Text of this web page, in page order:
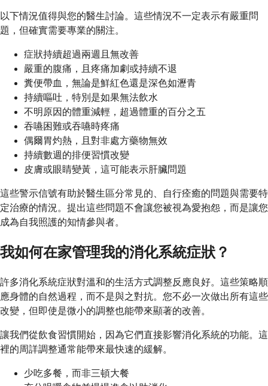
以下情況值得與您的醫生討論。這些情況不一定表示有嚴重問
題，但確實需要專業的關注。
症狀持續超過兩週且無改善
嚴重的腹痛，且疼痛加劇或持續不退
糞便帶血，無論是鮮紅色還是深色如瀝青
持續嘔吐，特別是如果無法飲水
不明原因的體重減輕，超過體重的百分之五
吞嚥困難或吞嚥時疼痛
偶爾胃灼熱，且對非處方藥物無效
持續數週的排便習慣改變
皮膚或眼睛變黃，這可能表示肝臟問題
這些警示信號有助於醫生區分常見的、自行痊癒的問題與需要特
定治療的情況。提出這些問題不會讓您被視為愛抱怨，而是讓您
成為自我照護的知情參與者。
我如何在家管理我的消化系統症狀？
許多消化系統症狀對溫和的生活方式調整反應良好。這些策略順
應身體的自然過程，而不是與之對抗。您不必一次做出所有這些
改變，但即使是微小的調整也能帶來顯著的改善。
讓我們從飲食習慣開始，因為它們直接影響消化系統的功能。這
裡的周詳調整通常能帶來最快速的緩解。
少吃多餐，而非三頓大餐